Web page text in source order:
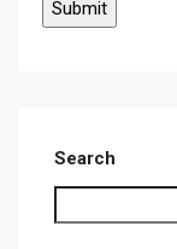
Search